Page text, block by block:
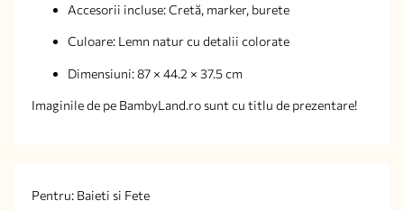
Accesorii incluse: Cretă, marker, burete
Culoare: Lemn natur cu detalii colorate
Dimensiuni: 87 × 44.2 × 37.5 cm
Imaginile de pe BambyLand.ro sunt cu titlu de prezentare!
Pentru: Baieti si Fete